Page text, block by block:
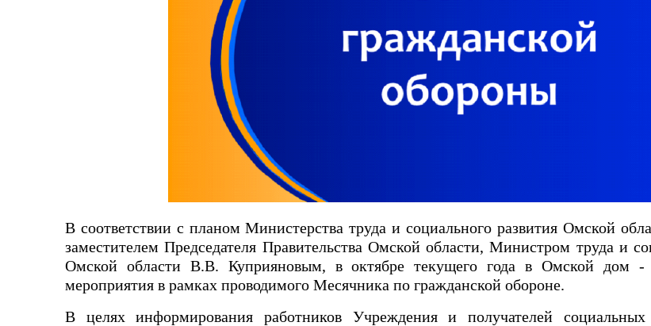
В соответствии с планом Министерства труда и социального развития Омской
заместителем Председателя Правительства Омской области, Министром труда и
Омской области В.В. Куприяновым, в октябре текущего года в Омской дом -
мероприятия в рамках проводимого Месячника по гражданской обороне.
В целях информирования работников Учреждения и получателей